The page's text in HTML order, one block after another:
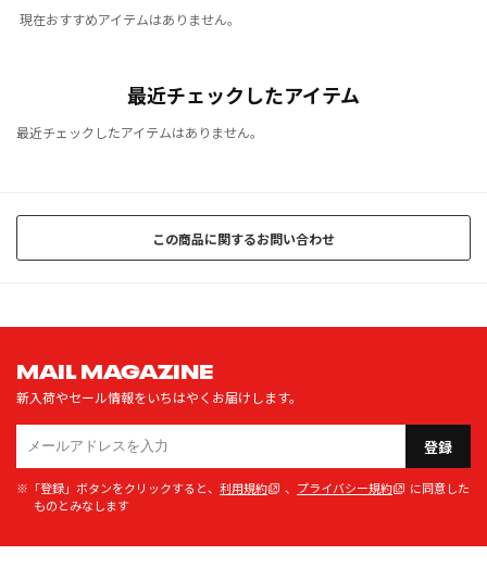
現在おすすめアイテムはありません。
最近チェックしたアイテム
最近チェックしたアイテムはありません。
この商品に関するお問い合わせ
MAIL MAGAZINE
新入荷やセール情報をいちはやくお届けします。
登録
※「登録」ボタンをクリックすると、 利用規約 、 プライバシー規約
に同意した
ものとみなします